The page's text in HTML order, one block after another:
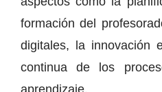
formación del
digitales, la innovación
continua de los
aprendizaje.